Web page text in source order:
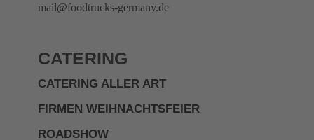
mail@foodtrucks-germany.de
CATERING
CATERING ALLER ART
FIRMEN WEIHNACHTSFEIER
ROADSHOW